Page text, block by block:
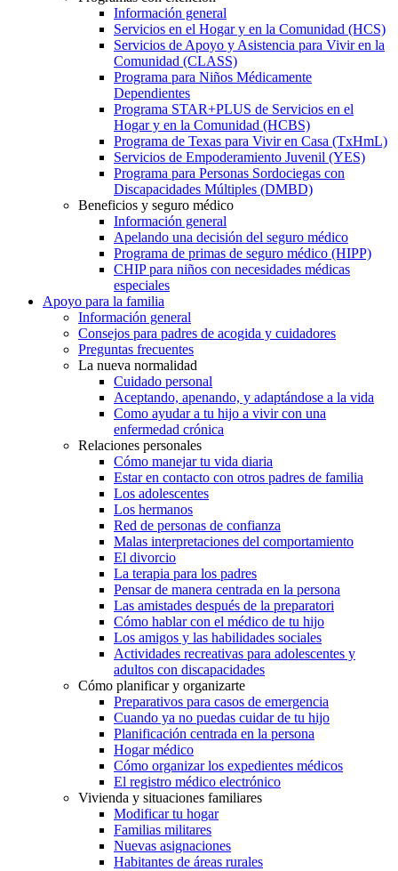
Información general
Servicios en el Hogar y en la Comunidad (HCS)
Servicios de Apoyo y Asistencia para Vivir en la
Comunidad (CLASS)
Programa para Niños Médicamente
Dependientes
Programa STAR+PLUS de Servicios en el
Hogar y en la Comunidad (HCBS)
Programa de Texas para Vivir en Casa (TxHmL)
Servicios de Empoderamiento Juvenil (YES)
Programa para Personas Sordociegas con
Discapacidades Múltiples (DMBD)
Beneficios y seguro médico
Información general
Apelando una decisión del seguro médico
Programa de primas de seguro médico (HIPP)
CHIP para niños con necesidades médicas
especiales
Apoyo para la familia
Información general
Consejos para padres de acogida y cuidadores
Preguntas frecuentes
La nueva normalidad
Cuidado personal
Aceptando, apenando, y adaptándose a la vida
Como ayudar a tu hijo a vivir con una
enfermedad crónica
Relaciones personales
Cómo manejar tu vida diaria
Estar en contacto con otros padres de familia
Los adolescentes
Los hermanos
Red de personas de confianza
Malas interpretaciones del comportamiento
El divorcio
La terapia para los padres
Pensar de manera centrada en la persona
Las amistades después de la preparatori
Cómo hablar con el médico de tu hijo
Los amigos y las habilidades sociales
Actividades recreativas para adolescentes y
adultos con discapacidades
Cómo planificar y organizarte
Preparativos para casos de emergencia
Cuando ya no puedas cuidar de tu hijo
Planificación centrada en la persona
Hogar médico
Cómo organizar los expedientes médicos
El registro médico electrónico
Vivienda y situaciones familiares
Modificar tu hogar
Familias militares
Nuevas asignaciones
Habitantes de áreas rurales